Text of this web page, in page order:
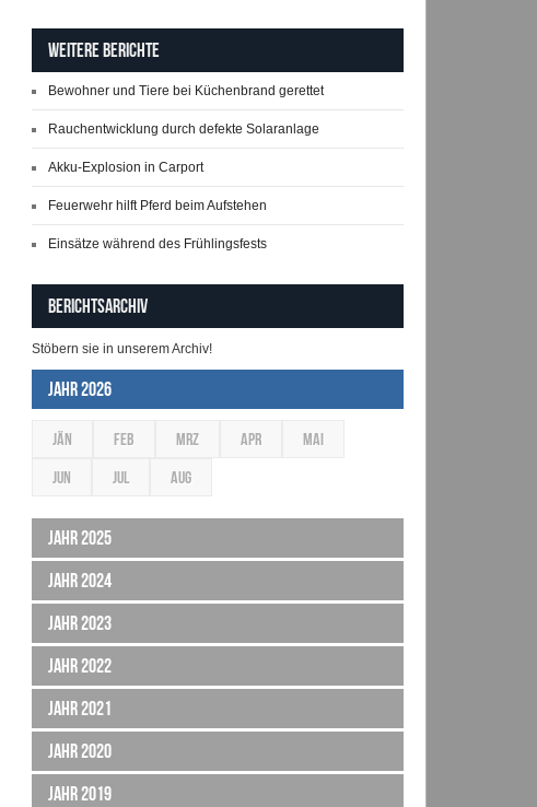
Weitere Berichte
Bewohner und Tiere bei Küchenbrand gerettet
Rauchentwicklung durch defekte Solaranlage
Akku-Explosion in Carport
Feuerwehr hilft Pferd beim Aufstehen
Einsätze während des Frühlingsfests
Berichtsarchiv
Stöbern sie in unserem Archiv!
Jahr 2026
JÄN FEB MRZ APR MAI
JUN JUL AUG
Jahr 2025
Jahr 2024
Jahr 2023
Jahr 2022
Jahr 2021
Jahr 2020
Jahr 2019